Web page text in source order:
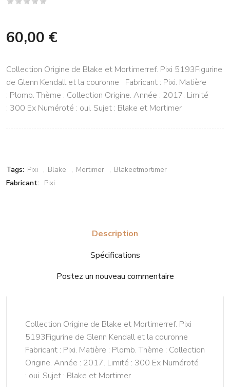
60,00 €
Collection Origine de Blake et Mortimerref. Pixi 5193Figurine
de Glenn Kendall et la couronne Fabricant : Pixi. Matière
: Plomb. Thème : Collection Origine. Année : 2017. Limité
: 300 Ex Numéroté : oui. Sujet : Blake et Mortimer
Tags: Pixi Blake Mortimer
Blakeetmortimer
Fabricant: Pixi
Description
Spécifications
Postez un nouveau commentaire
Collection Origine de Blake et Mortimerref. Pixi
5193Figurine de Glenn Kendall et la couronne
Fabricant : Pixi. Matière : Plomb. Thème : Collection
Origine. Année : 2017. Limité : 300 Ex Numéroté
: oui. Sujet : Blake et Mortimer